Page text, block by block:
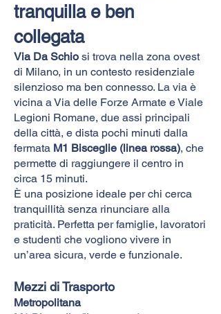
tranquilla e ben
collegata
Via Da Schio si trova nella zona ovest
di Milano, in un contesto residenziale
silenzioso ma ben connesso. La via è
vicina a Via delle Forze Armate e Viale
Legioni Romane, due assi principali
della città, e dista pochi minuti dalla
fermata M1 Bisceglie (linea rossa), che
permette di raggiungere il centro in
circa 15 minuti.
È una posizione ideale per chi cerca
tranquillità senza rinunciare alla
praticità. Perfetta per famiglie, lavoratori
e studenti che vogliono vivere in
un’area sicura, verde e funzionale.
Mezzi di Trasporto
Metropolitana